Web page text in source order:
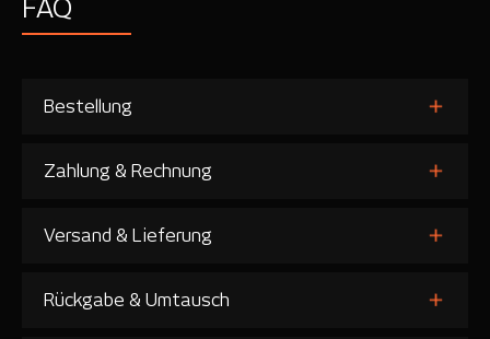
FAQ
Bestellung
Zahlung & Rechnung
Versand & Lieferung
Rückgabe & Umtausch